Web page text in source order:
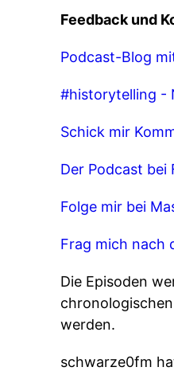
Feedback und
Podcast-Blog
#historytelling -
Schick mir
Der Podcast bei
Folge mir bei
Frag mich nach
Die Episoden
werden.
schwarze0fm